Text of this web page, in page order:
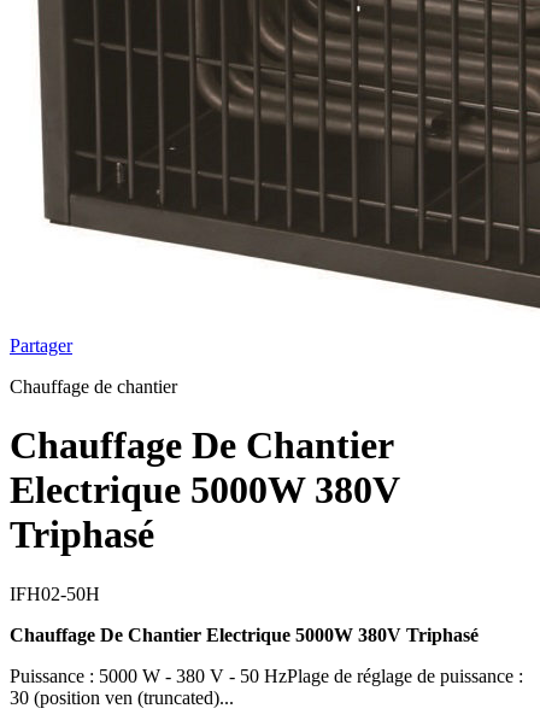
Partager
Chauffage de chantier
Chauffage De Chantier
Electrique 5000W 380V
Triphasé
IFH02-50H
Chauffage De Chantier Electrique 5000W 380V Triphasé
Puissance : 5000 W - 380 V - 50 HzPlage de réglage de puissance :
30 (position ven (truncated)...